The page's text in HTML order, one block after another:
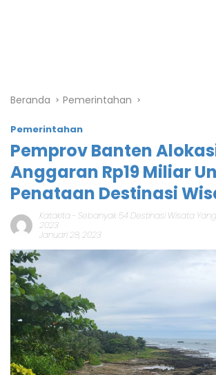
Beranda Pemerintahan
Pemerintahan
Pemprov Banten
Anggaran Rp19 Miliar
Penataan Destinasi
Katakita- Sebanyak 54 Destinasi Wisata
2023
Januari 28, 2023